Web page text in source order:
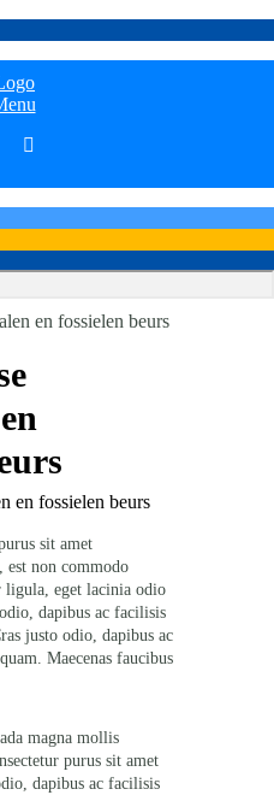

en fossielen beurs
sit amet
non commodo
eget lacinia odio
dapibus ac facilisis
justo odio, dapibus ac
Maecenas faucibus
magna mollis
purus sit amet
dapibus ac facilisis